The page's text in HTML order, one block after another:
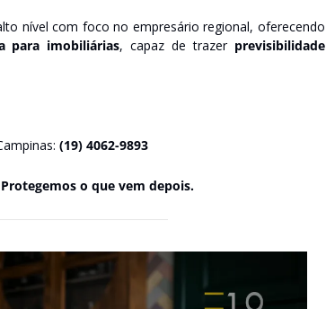
nível com foco no empresário regional, oferecendo
para imobiliárias, capaz de trazer previsibilidade
(19) 4062-9893
o que vem depois.